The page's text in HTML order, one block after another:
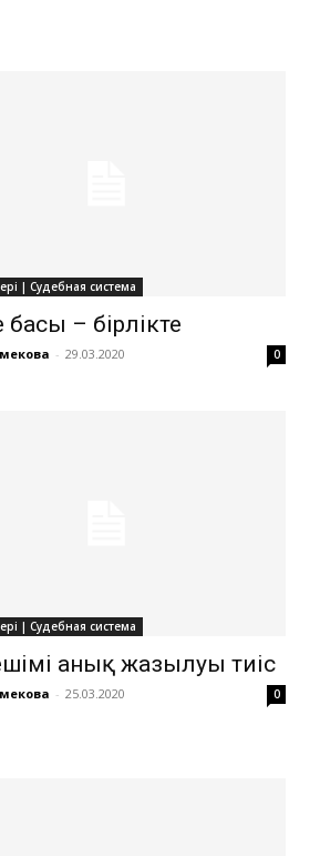
| Судебная система
басы – бірлікте
- 29.03.2020 0
| Судебная система
анық жазылуы тиіс
- 25.03.2020 0